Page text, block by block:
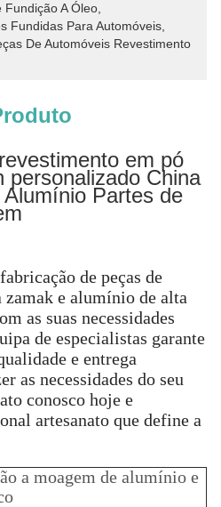
Fundição A Óleo
Fundidas Para Automóveis
De Automóveis Revestimento
em pó
personalizado China
Partes de
de peças de
e alumínio de alta
as suas necessidades
de especialistas garante
e entrega
as necessidades do seu
conosco hoje e
artesanato que define a
a moagem de alumínio e